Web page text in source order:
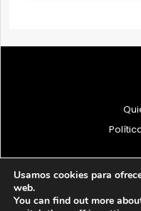
© 1997 - 2026
Usamos cookies para
web.
You can find out more